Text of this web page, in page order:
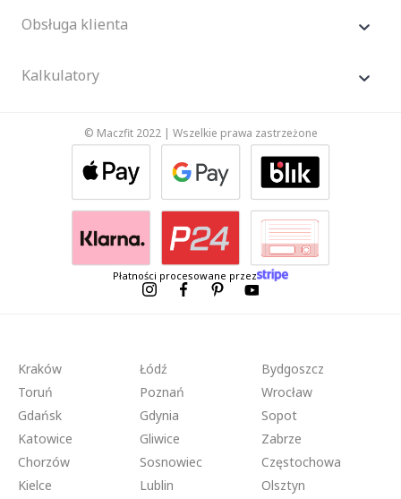
Obsługa klienta
Kalkulatory
© Maczfit 2022 | Wszelkie prawa zastrzeżone
Płatności procesowane przez
Kraków Łódź
Bydgoszcz
Toruń
Poznań
Wrocław
Gdańsk
Gdynia
Sopot
Katowice
Gliwice
Zabrze
Chorzów
Sosnowiec
Częstochowa
Kielce
Lublin
Olsztyn